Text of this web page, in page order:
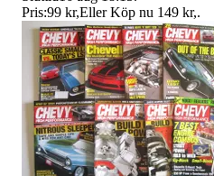
Pris:99 kr,Eller Köp nu 149 kr,.